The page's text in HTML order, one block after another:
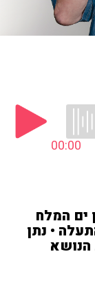
00:00
ים המלח
• נתן
הנושא